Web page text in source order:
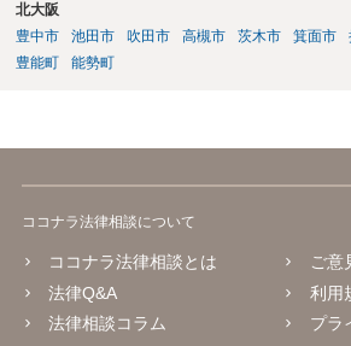
の移動・アクティビティ参加は自己の判断と
の故意・重大な過失を除く範囲で事故等につ
とを明示すること。 この辺りは意識して書類
北大阪
豊中市
池田市 吹田市 高槻市 茨木市 箕面市
豊能町
能勢町
ココナラ法律相談について
ココナラ法律相談とは
法律Q&A
法律相談コラム
ご意
利用
プラ